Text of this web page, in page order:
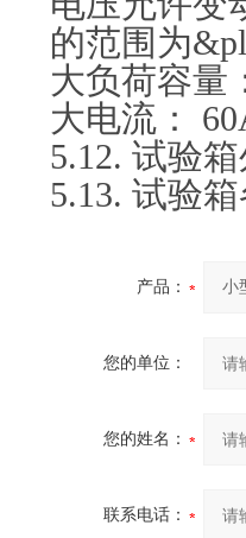
的范围为
大负荷容量
大电流：
5.12. 试验
5.13. 试验
产品：
您的单位：
您的姓名：
联系电话：